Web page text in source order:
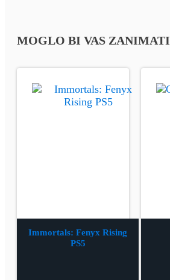
MOGLO BI VAS ZANIMATI
Immortals: Fenyx Rising
PS5